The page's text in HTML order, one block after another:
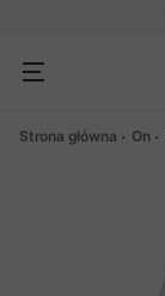
Strona główna On